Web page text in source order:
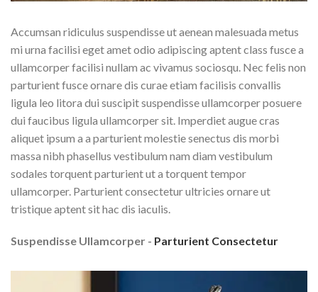
Accumsan ridiculus suspendisse ut aenean malesuada metus
mi urna facilisi eget amet odio adipiscing aptent class fusce a
ullamcorper facilisi nullam ac vivamus sociosqu. Nec felis non
parturient fusce ornare dis curae etiam facilisis convallis
ligula leo litora dui suscipit suspendisse ullamcorper posuere
dui faucibus ligula ullamcorper sit. Imperdiet augue cras
aliquet ipsum a a parturient molestie senectus dis morbi
massa nibh phasellus vestibulum nam diam vestibulum
sodales torquent parturient ut a torquent tempor
ullamcorper. Parturient consectetur ultricies ornare ut
tristique aptent sit hac dis iaculis.
Suspendisse Ullamcorper - Parturient Consectetur